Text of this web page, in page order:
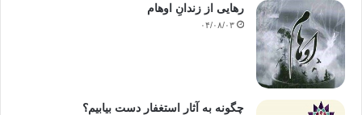
رهایی از زندانِ اوهام
۰۴/۰۸/۰۳
چگونه به آثار استغفار دست بیابیم؟